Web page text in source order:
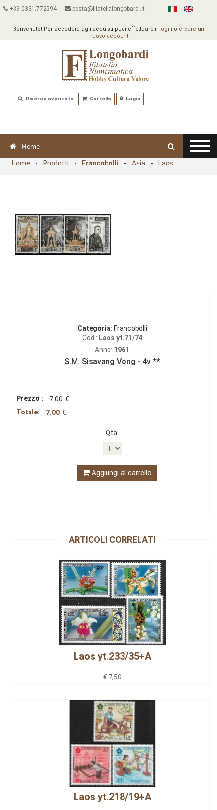
+39 0331.772594 posta@filatelialongobardi.it
Benvenuto! Per accedere agli acquisti puoi effettuare il login o creare un
nuovo account
Ricerca avanzata Carrello Login
Home
:: Home - Prodotti - Francobolli - Asia - Laos
Categoria: Francobolli
Cod.: Laos yt.71/74
Anno: 1961
S.M. Sisavang Vong - 4v **
Prezzo : 7.00 €
Totale:
7.00 €
Qta:
Aggiungi al carrello
ARTICOLI CORRELATI
Laos yt.233/35+A
€ 7,50
Laos yt.218/19+A